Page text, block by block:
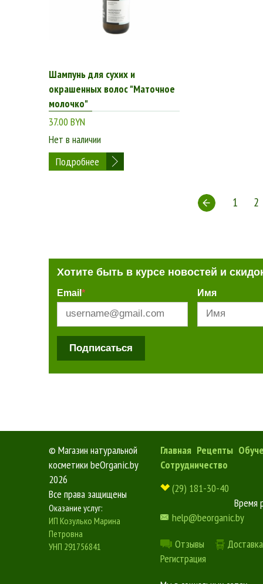
Шампунь для сухих и
окрашенных волос "Маточное
молочко"
37.00 BYN
Нет в наличии
Подробнее
1 2
Хотите быть в курсе новостей и
Email * Имя
Подписаться
© Магазин натуральной
косметики beOrganic.by
2026
Все права защищены
Оказание услуг:
ИП Козулько Марина
Петровна
УНП 291756841
Главная Рецепты
Сотрудничество
(29) 181-30-40
Время
help@beorganic.by
Отзывы
Регистрация